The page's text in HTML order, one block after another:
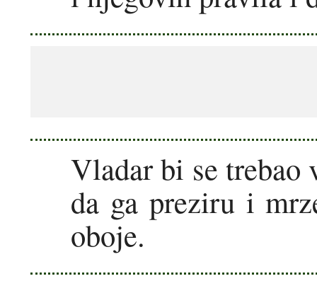
Vladar bi se trebao
da ga preziru i
oboje.